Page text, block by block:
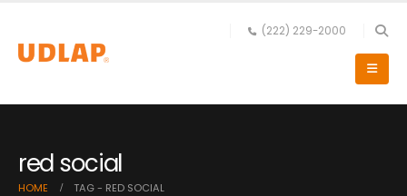
(222) 229-2000
red social
HOME TAG - RED SOCIAL